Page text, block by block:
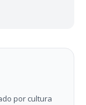
por cultura